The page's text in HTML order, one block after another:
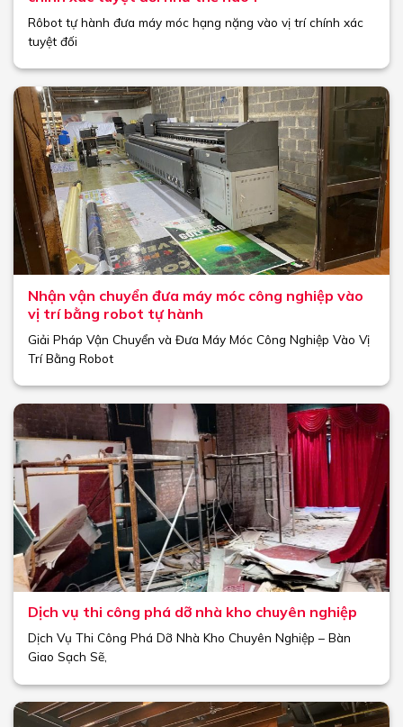
Rôbot tự hành đưa máy móc hạng nặng vào vị trí chính xác
tuyệt đối
Nhận vận chuyển đưa máy móc công nghiệp vào
vị trí bằng robot tự hành
Giải Pháp Vận Chuyển và Đưa Máy Móc Công Nghiệp Vào Vị
Trí Bằng Robot
Dịch vụ thi công phá dỡ nhà kho chuyên nghiệp
Dịch Vụ Thi Công Phá Dỡ Nhà Kho Chuyên Nghiệp – Bàn
Giao Sạch Sẽ,